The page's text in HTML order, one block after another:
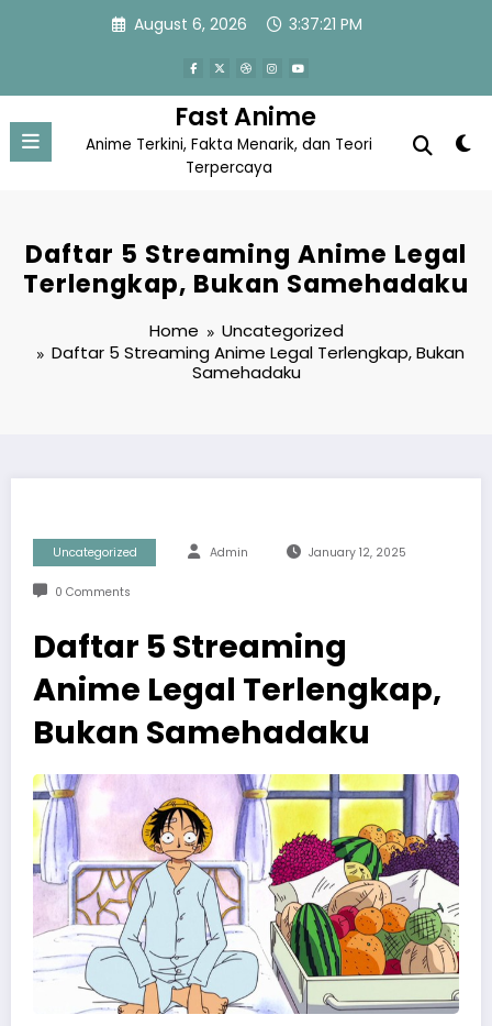
August 6, 2026 3:37:22 PM
Fast Anime
Anime Terkini, Fakta Menarik, dan Teori
Terpercaya
Daftar 5 Streaming Anime Legal
Terlengkap, Bukan Samehadaku
Home
Uncategorized
Daftar 5 Streaming Anime Legal Terlengkap, Bukan
Samehadaku
Uncategorized Admin January 12, 2025
0 Comments
Daftar 5 Streaming
Anime Legal Terlengkap,
Bukan Samehadaku